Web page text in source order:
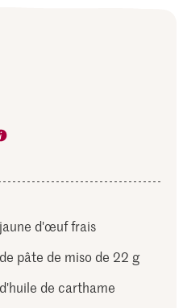
jaune d'œuf frais
de pâte de miso de 22 g
d'huile de carthame